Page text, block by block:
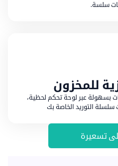
سلسة.
للمخزون
بسهولة عبر لوحة تحكم لحظية،
التوريد الخاصة بك
تسعيرة